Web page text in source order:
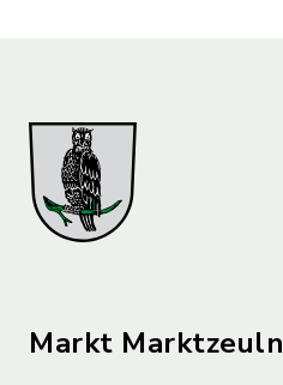
Markt Marktzeuln